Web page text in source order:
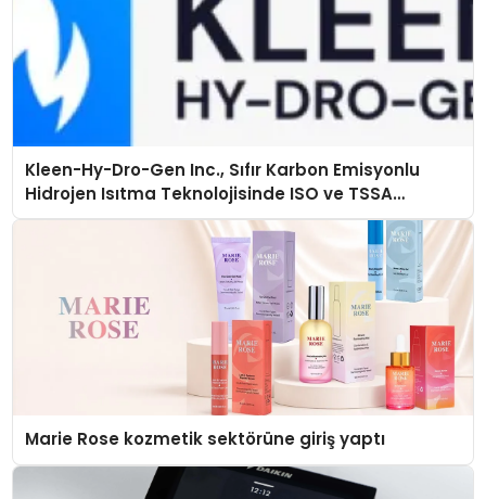
Kleen-Hy-Dro-Gen Inc., Sıfır Karbon Emisyonlu
Hidrojen Isıtma Teknolojisinde ISO ve TSSA
Düzenleyici Onaylarını Aldı
Marie Rose kozmetik sektörüne giriş yaptı